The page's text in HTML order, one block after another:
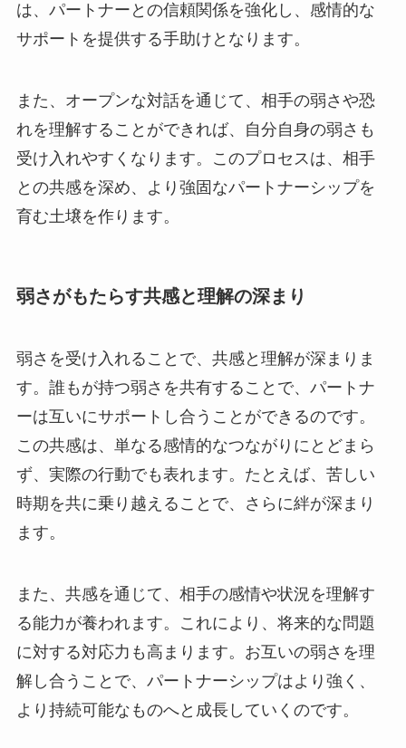
は、パートナーとの信頼関係を強化し、感情的な
サポートを提供する手助けとなります。
また、オープンな対話を通じて、相手の弱さや恐
れを理解することができれば、自分自身の弱さも
受け入れやすくなります。このプロセスは、相手
との共感を深め、より強固なパートナーシップを
育む土壌を作ります。
弱さがもたらす共感と理解の深まり
弱さを受け入れることで、共感と理解が深まりま
す。誰もが持つ弱さを共有することで、パートナ
ーは互いにサポートし合うことができるのです。
この共感は、単なる感情的なつながりにとどまら
ず、実際の行動でも表れます。たとえば、苦しい
時期を共に乗り越えることで、さらに絆が深まり
ます。
また、共感を通じて、相手の感情や状況を理解す
る能力が養われます。これにより、将来的な問題
に対する対応力も高まります。お互いの弱さを理
解し合うことで、パートナーシップはより強く、
より持続可能なものへと成長していくのです。